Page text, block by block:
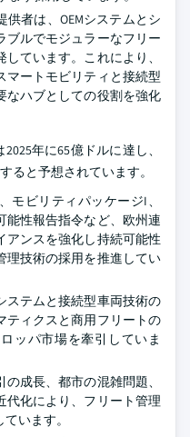
供者は、OEMシステムとシ
ブルでモジュラーなフリー
ています。これにより、
マートモビリティと接続型
なハブとしての役割を強化
年に65億ドルに達し、
ると予想されています。
モビリティパッケージI、
能性報告指令など、欧州連
アンスを強化し持続可能性
理技術の採用を推進してい
ステムと接続型車両技術の
ティクスと商用フリートの
ッパ市場を牽引していま
成長、都市の混雑問題、
代化により、フリート管理
います。